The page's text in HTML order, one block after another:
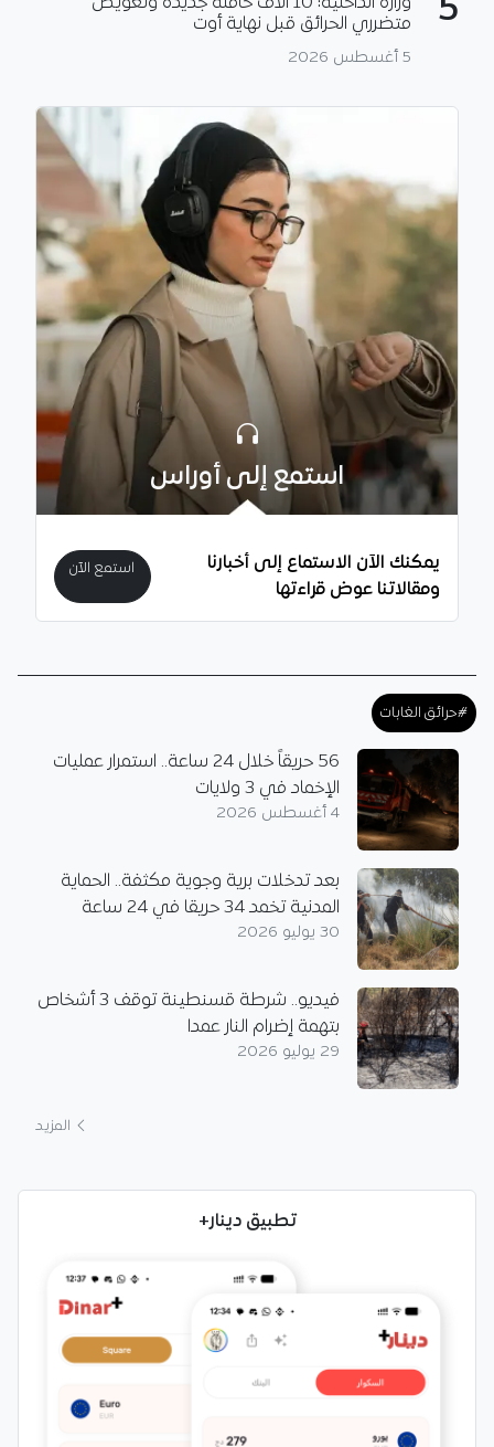
5
متضرري الحرائق قبل نهاية أوت
5 أغسطس 2026
استمع إلى أوراس
يمكنك الآن الاستماع إلى أخبارنا
ومقالاتنا عوض قراءتها
استمع الآن
#حرائق الغابات
56 حريقاً خلال 24 ساعة.. استمرار عمليات
الإخماد في 3 ولايات
4 أغسطس 2026
بعد تدخلات برية وجوية مكثفة.. الحماية
المدنية تخمد 34 حريقا في 24 ساعة
30 يوليو 2026
فيديو.. شرطة قسنطينة توقف 3 أشخاص
بتهمة إضرام النار عمدا
29 يوليو 2026
المزيد
تطبيق دينار+